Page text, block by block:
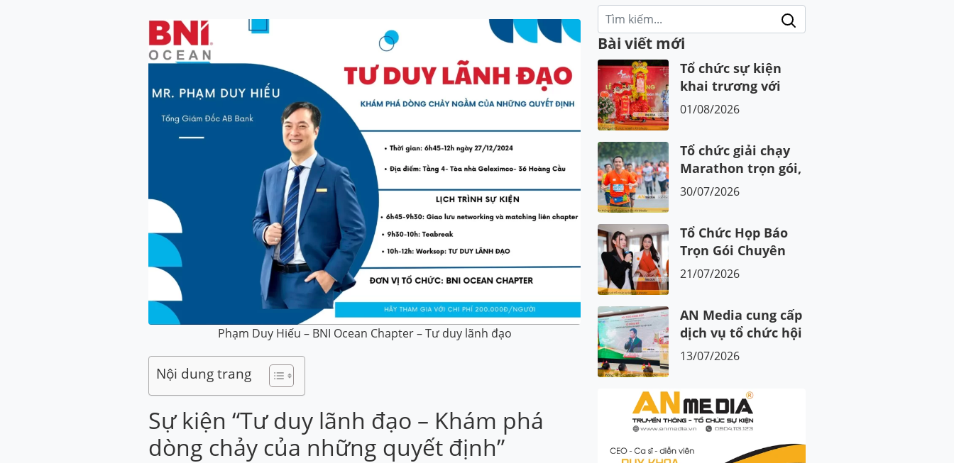
Phạm Duy Hiếu – BNI Ocean Chapter – Tư duy lãnh đạo
Nội dung trang
Sự kiện “Tư duy lãnh đạo – Khám phá
dòng chảy của những quyết định”
Tìm
kiếm:
Bài viết mới
Tổ chức sự kiện
khai trương với
quy trình CHUẨN
01/08/2026
Tổ chức giải chạy
Marathon trọn gói,
chuyên nghiệp tại
30/07/2026
Tổ Chức Họp Báo
Trọn Gói Chuyên
Nghiệp Tại Hà Nội
21/07/2026
AN Media cung cấp
dịch vụ tổ chức hội
nghị, hội thảo trọn
13/07/2026